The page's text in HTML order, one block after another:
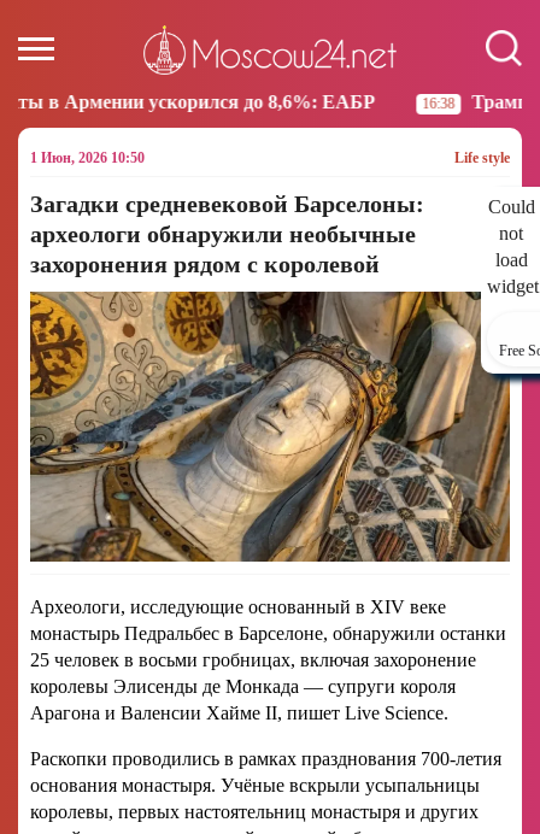
ускорился до 8,6%: ЕАБР 16:38 Трамп: США больше
1 Июн, 2026 10:50 Life style
Could
not
load
Free
Загадки средневековой Барселоны:
археологи обнаружили необычные
захоронения рядом с королевой
Археологи, исследующие основанный в XIV веке
монастырь Педральбес в Барселоне, обнаружили останки
25 человек в восьми гробницах, включая захоронение
королевы Элисенды де Монкада — супруги короля
Арагона и Валенсии Хайме II, пишет Live Science.
Раскопки проводились в рамках празднования 700-летия
основания монастыря. Учёные вскрыли усыпальницы
королевы, первых настоятельниц монастыря и других